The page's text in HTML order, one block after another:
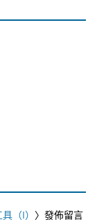
（I） 〉發佈留言